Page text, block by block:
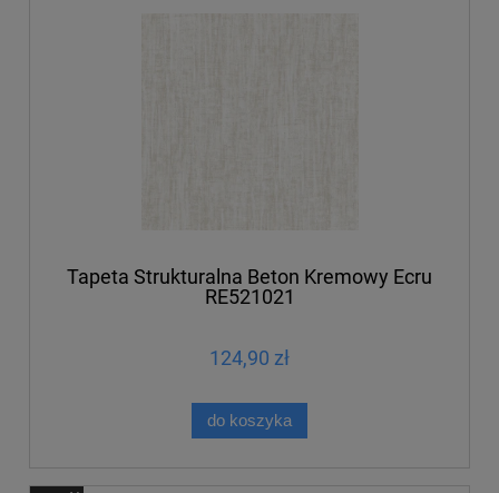
Tapeta Strukturalna Beton Kremowy Ecru
RE521021
124,90 zł
do koszyka